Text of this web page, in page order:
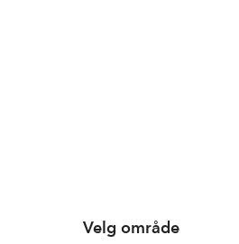
Velg område